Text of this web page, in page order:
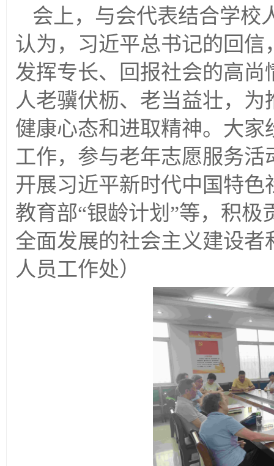
会上，与会代表结合学校
认为，习近平总书记的回信
发挥专长、回报社会的高
人老骥伏枥、老当益壮，
健康心态和进取精神。大
工作，参与老年志愿服务活
开展习近平新时代中国特色
教育部“银龄计划”等，积极
全面发展的社会主义建设
人员工作处）